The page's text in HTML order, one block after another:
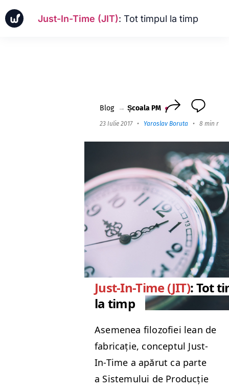
Just-In-Time (JIT): Tot timpul la timp
Blog → Școala PM
23 Iulie 2017 • Yaroslav Boruta • 8 min read
Just-In-Time (JIT): Tot
la timp
Aseme­nea filo­zofiei lean de
fab­ri­cație, con­cep­tul Just-
In-Time a apărut ca parte
a Sis­temu­lui de Pro­ducție